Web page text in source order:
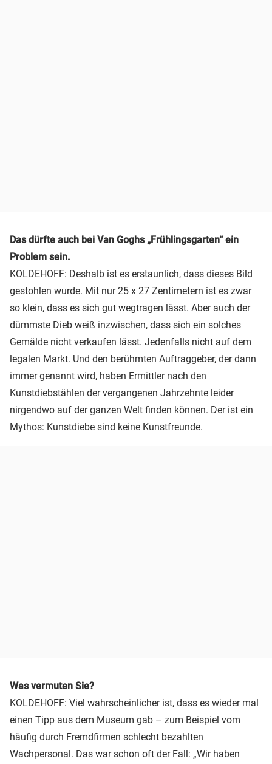
Das dürfte auch bei Van Goghs „Frühlingsgarten“ ein
Problem sein.
KOLDEHOFF: Deshalb ist es erstaunlich, dass dieses Bild
gestohlen wurde. Mit nur 25 x 27 Zentimetern ist es zwar
so klein, dass es sich gut wegtragen lässt. Aber auch der
dümmste Dieb weiß inzwischen, dass sich ein solches
Gemälde nicht verkaufen lässt. Jedenfalls nicht auf dem
legalen Markt. Und den berühmten Auftraggeber, der dann
immer genannt wird, haben Ermittler nach den
Kunstdiebstählen der vergangenen Jahrzehnte leider
nirgendwo auf der ganzen Welt finden können. Der ist ein
Mythos: Kunstdiebe sind keine Kunstfreunde.
Was vermuten Sie?
KOLDEHOFF: Viel wahrscheinlicher ist, dass es wieder mal
einen Tipp aus dem Museum gab – zum Beispiel vom
häufig durch Fremdfirmen schlecht bezahlten
Wachpersonal. Das war schon oft der Fall: „Wir haben